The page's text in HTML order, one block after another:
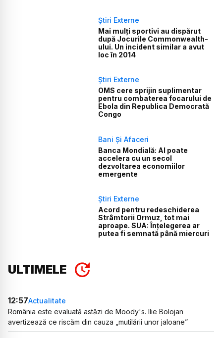
Știri Externe
Mai mulți sportivi au dispărut
după Jocurile Commonwealth-
ului. Un incident similar a avut
loc în 2014
Știri Externe
OMS cere sprijin suplimentar
pentru combaterea focarului de
Ebola din Republica Democrată
Congo
Bani Și Afaceri
Banca Mondială: AI poate
accelera cu un secol
dezvoltarea economiilor
emergente
Știri Externe
Acord pentru redeschiderea
Strâmtorii Ormuz, tot mai
aproape. SUA: Înțelegerea ar
putea fi semnată până miercuri
ULTIMELE
12:57Actualitate
România este evaluată astăzi de Moody's. Ilie Bolojan
avertizează ce riscăm din cauza „mutilării unor jaloane”